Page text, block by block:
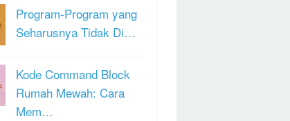
Program-Program yang
Seharusnya Tidak Di…
Kode Command Block
Rumah Mewah: Cara
Mem…